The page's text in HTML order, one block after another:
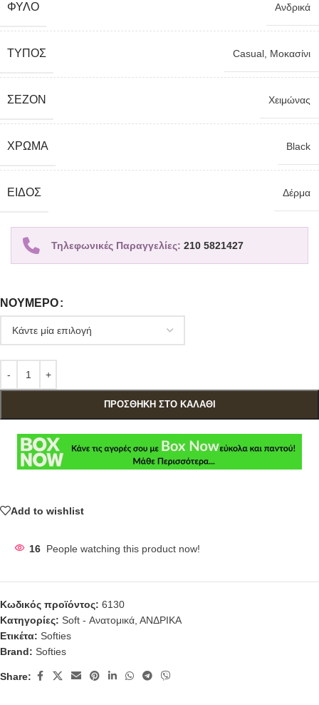
ΦΎΛΟ Ανδρικά
TΎΠΟΣ Casual, Μοκασίνι
ΣΕΖΌΝ Χειμώνας
ΧΡΏΜΑ Black
ΕΊΔΟΣ Δέρμα
Τηλεφωνικές Παραγγελίες: 210 5821427
ΝΟΎΜΕΡΟ
ΠΡΟΣΘΉΚΗ ΣΤΟ ΚΑΛΆΘΙ
Add to wishlist
16 People watching this product now!
Κωδικός προϊόντος: 6130
Κατηγορίες: Soft - Ανατομικά ΑΝΔΡΙΚΑ
Ετικέτα: Softies
Brand: Softies
Share: